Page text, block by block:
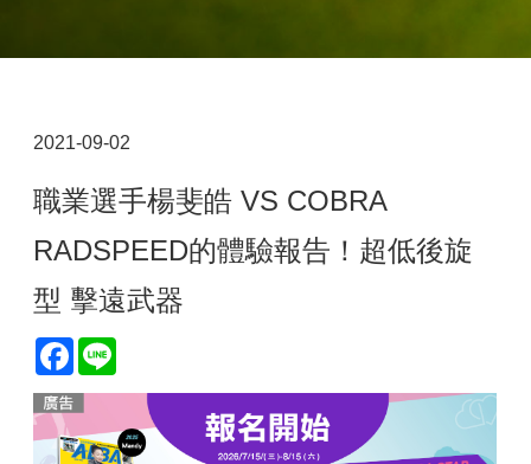
2021-09-02
職業選手楊斐皓 VS COBRA
RADSPEED的體驗報告！超低後旋
型 擊遠武器
Facebook